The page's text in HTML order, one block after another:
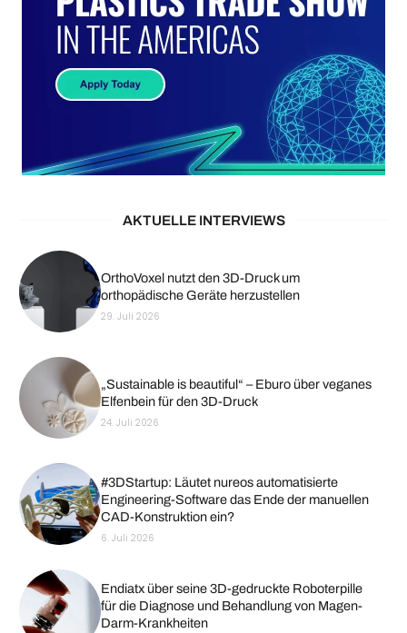
AKTUELLE INTERVIEWS
OrthoVoxel nutzt den 3D-Druck um
orthopädische Geräte herzustellen
29. Juli 2026
„Sustainable is beautiful“ – Eburo über veganes
Elfenbein für den 3D-Druck
24. Juli 2026
#3DStartup: Läutet nureos automatisierte
Engineering-Software das Ende der manuellen
CAD-Konstruktion ein?
6. Juli 2026
Endiatx über seine 3D-gedruckte Roboterpille
für die Diagnose und Behandlung von Magen-
Darm-Krankheiten